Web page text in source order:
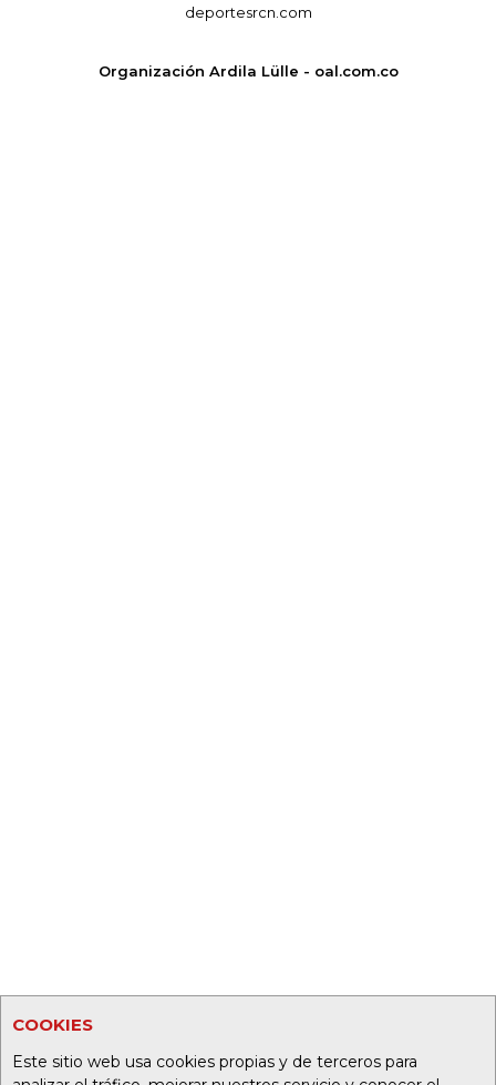
COOKIES
Este sitio web usa cookies propias y de terceros para
deportesrcn.com
Organización Ardila Lülle - oal.com.co